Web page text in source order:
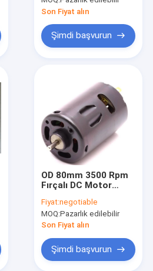
Son Fiyat alın
Şimdi başvurun
OD 80mm 3500 Rpm
Fırçalı DC Motor
Hızlı Daimi Mıknatıslı
Motor
Fiyat:negotiable
MOQ:Pazarlık edilebilir
Son Fiyat alın
Şimdi başvurun